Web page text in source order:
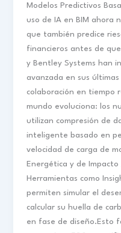
Modelos Predictivos
uso de IA en BIM ahora
que también predice
financieros antes de
y Bentley Systems han
avanzada en sus
colaboración en tiempo
mundo evoluciona: los
utilizan compresión de
inteligente basado en
velocidad de carga de
Energética y de Impacto
Herramientas como
permiten simular el
calcular su huella de
en fase de diseño.Esto